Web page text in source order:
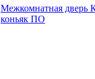
Межкомнатная дверь
коньяк ПО